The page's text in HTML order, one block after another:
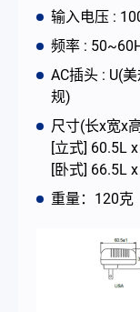
输入电压 :
频率 :
AC插头 : U(
规)
尺寸(长x宽x
[立式] 60.5L
[卧式] 66.5L
重量：120克